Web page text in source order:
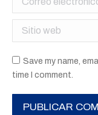
Sitio web
Save my name,
time I comment.
PUBLICAR